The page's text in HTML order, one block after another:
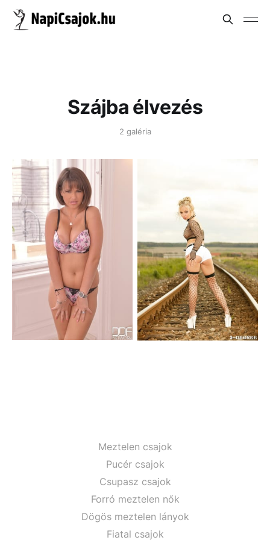
Szájba élvezés
2 galéria
Meztelen csajok
Pucér csajok
Csupasz csajok
Forró meztelen nők
Dögös meztelen lányok
Fiatal csajok